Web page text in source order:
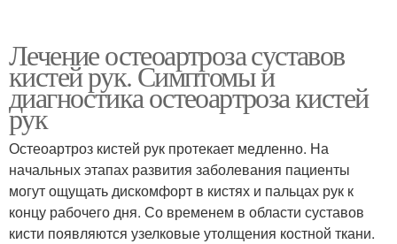
Лечение остеоартроза суставов
кистей рук. Симптомы и
диагностика остеоартроза кистей
рук
Остеоартроз кистей рук протекает медленно. На
начальных этапах развития заболевания пациенты
могут ощущать дискомфорт в кистях и пальцах рук к
концу рабочего дня. Со временем в области суставов
кисти появляются узелковые утолщения костной ткани.